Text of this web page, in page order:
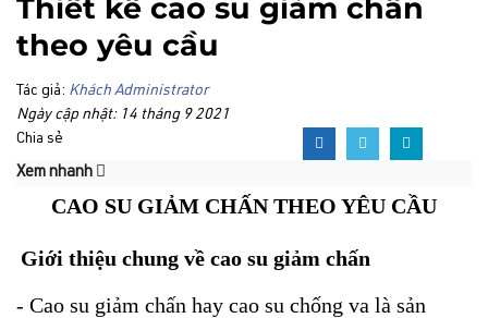
Thiết kế cao su giảm chấn
theo yêu cầu
Tác giả: Khách Administrator
Ngày cập nhật: 14 tháng 9 2021
Chia sẻ
Xem nhanh
CAO SU GIẢM CHẤN THEO YÊU CẦU
Giới thiệu chung về cao su giảm chấn
- Cao su giảm chấn hay cao su chống va là sản